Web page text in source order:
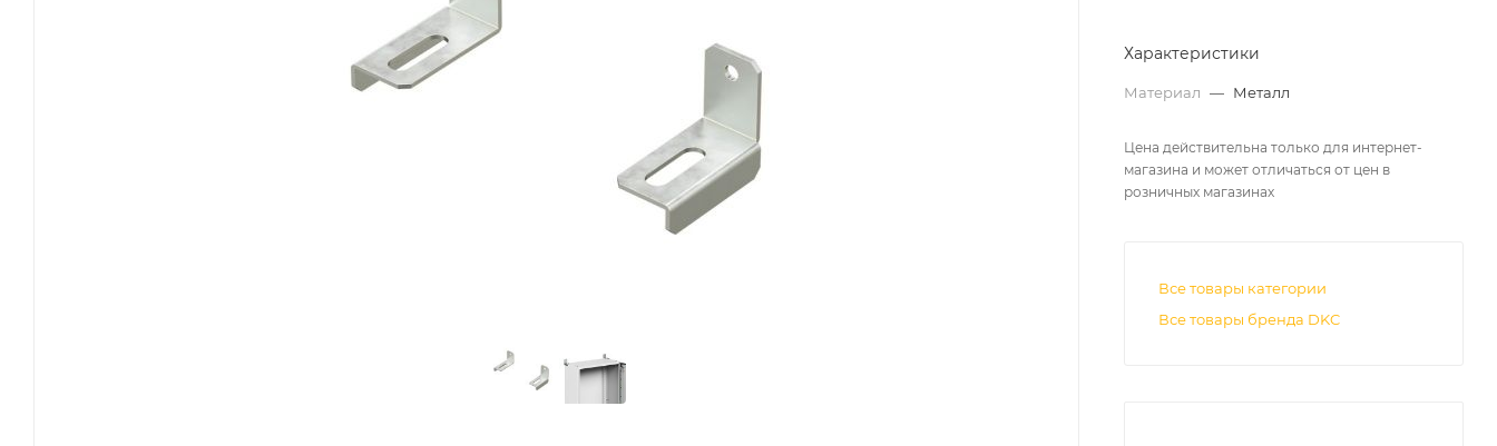
Характеристики
Материал — Металл
Цена действительна только для интернет-
магазина и может отличаться от цен в
розничных магазинах
Все товары категории
Все товары бренда DKC